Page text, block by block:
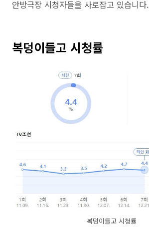
안방극장 시청자들을 사로잡고 있습니다.
복덩이들고 시청률
복덩이들고 시청률